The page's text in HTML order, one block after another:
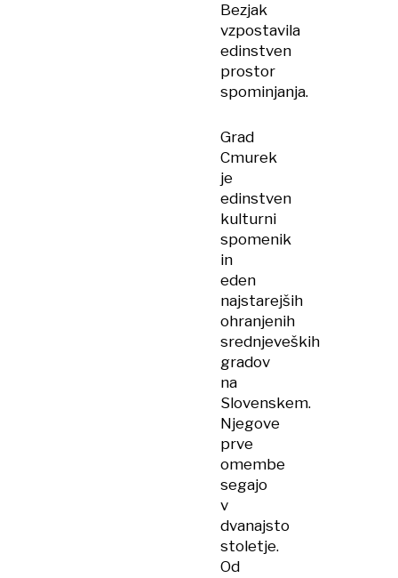
Bezjak
vzpostavila
edinstven
prostor
spominjanja.
Grad
Cmurek
je
edinstven
kulturni
spomenik
in
eden
najstarejših
ohranjenih
srednjeveških
gradov
na
Slovenskem.
Njegove
prve
omembe
segajo
v
dvanajsto
stoletje.
Od